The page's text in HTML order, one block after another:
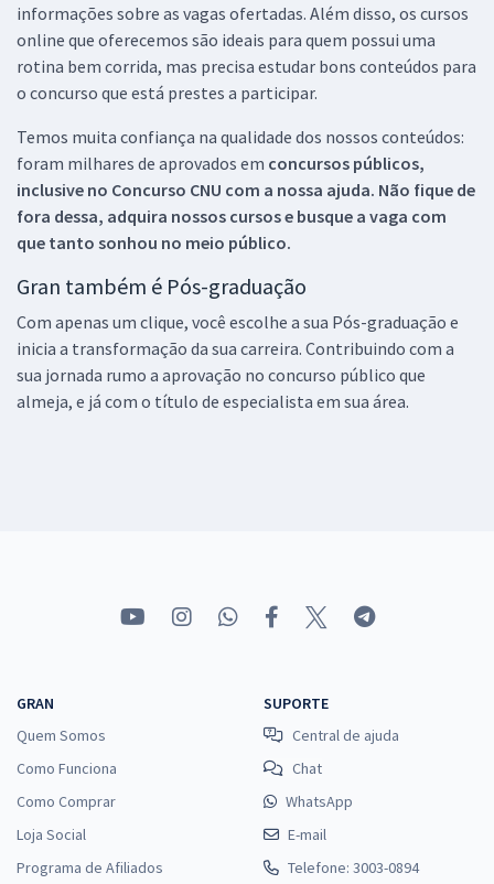
informações sobre as vagas ofertadas. Além disso, os cursos
online que oferecemos são ideais para quem possui uma
rotina bem corrida, mas precisa estudar bons conteúdos para
o concurso que está prestes a participar.
Temos muita confiança na qualidade dos nossos conteúdos:
foram milhares de aprovados em concursos públicos,
inclusive no Concurso CNU com a nossa ajuda. Não fique de
fora dessa, adquira nossos cursos e busque a vaga com
que tanto sonhou no meio público.
Gran também é Pós-graduação
Com apenas um clique, você escolhe a sua Pós-graduação e
inicia a transformação da sua carreira. Contribuindo com a
sua jornada rumo a aprovação no concurso público que
almeja, e já com o título de especialista em sua área.
GRAN
Quem Somos
Como Funciona
Como Comprar
Loja Social
Programa de Afiliados
SUPORTE
Central de ajuda
Chat
WhatsApp
E-mail
Telefone: 3003-0894